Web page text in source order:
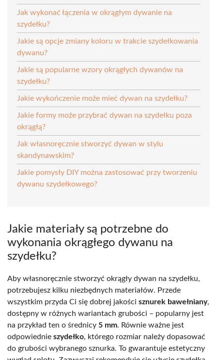
Jak wykonać łączenia w okrągłym dywanie na
szydełku?
Jakie są opcje zmiany koloru w trakcie szydełkowania
dywanu?
Jakie są popularne wzory okrągłych dywanów na
szydełku?
Jakie wykończenie może mieć dywan na szydełku?
Jakie formy może przybrać dywan na szydełku poza
okrągłą?
Jak własnoręcznie stworzyć dywan w stylu
skandynawskim?
Jakie pomysły DIY można zastosować przy tworzeniu
dywanu szydełkowego?
Jakie materiały są potrzebne do
wykonania okrągłego dywanu na
szydełku?
Aby własnoręcznie stworzyć okrągły dywan na szydełku,
potrzebujesz kilku niezbędnych materiałów. Przede
wszystkim przyda Ci się dobrej jakości sznurek bawełniany,
dostępny w różnych wariantach grubości – popularny jest
na przykład ten o średnicy 5 mm. Równie ważne jest
odpowiednie szydełko, którego rozmiar należy dopasować
do grubości wybranego sznurka. To gwarantuje estetyczny